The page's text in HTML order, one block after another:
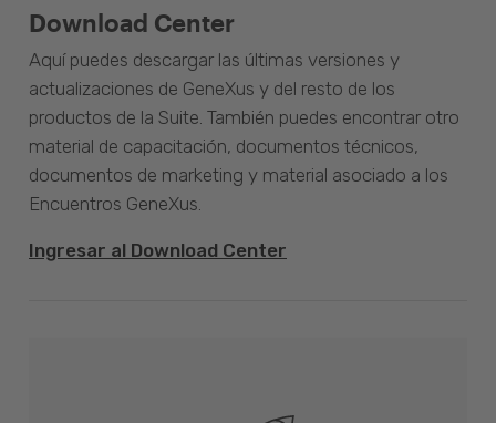
Download Center
Aquí puedes descargar las últimas versiones y
actualizaciones de GeneXus y del resto de los
productos de la Suite. También puedes encontrar otro
material de capacitación, documentos técnicos,
documentos de marketing y material asociado a los
Encuentros GeneXus.
Ingresar al Download Center